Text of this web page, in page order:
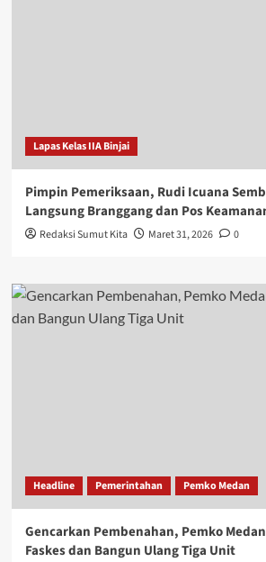
Lapas Kelas IIA Binjai
Pimpin Pemeriksaan, Rudi Icuana
Langsung Branggang dan Pos
Redaksi Sumut Kita Maret 31, 2026 0
Headline Pemerintahan Pemko Medan
Gencarkan Pembenahan, Pemko
Faskes dan Bangun Ulang Tiga Unit